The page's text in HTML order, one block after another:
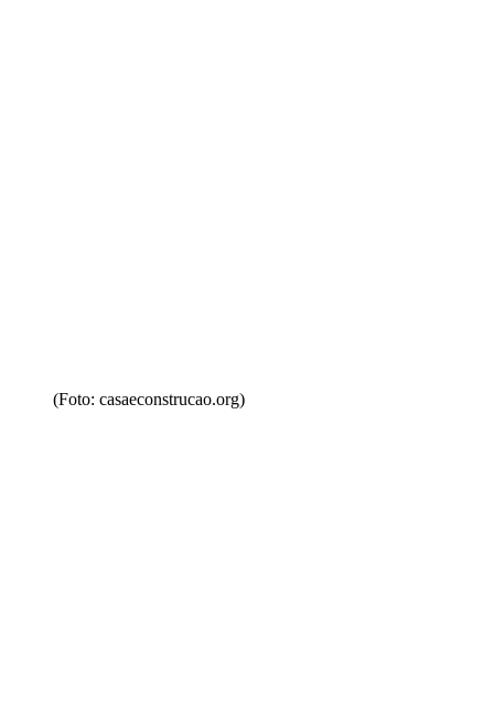
(Foto: casaeconstrucao.org)